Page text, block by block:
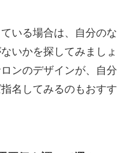
いる場合は、自分のな
いかを探してみましょ
ンのデザインが、自分
名してみるのもおすす